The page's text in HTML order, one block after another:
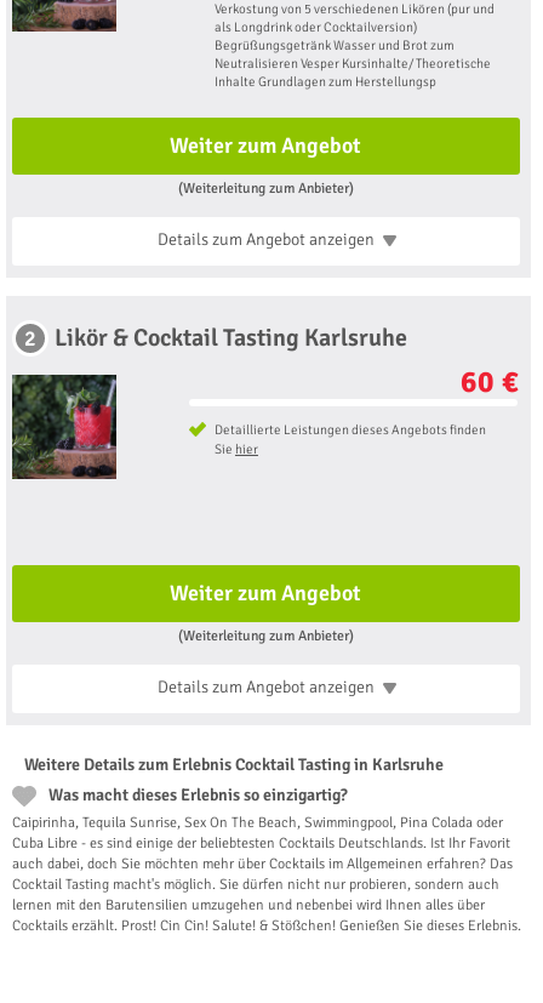
Verkostung von 5 verschiedenen Likören (pur und
als Longdrink oder Cocktailversion)
Begrüßungsgetränk Wasser und Brot zum
Neutralisieren Vesper Kursinhalte/ Theoretische
Inhalte Grundlagen zum Herstellungsp
Weiter zum Angebot
(Weiterleitung zum Anbieter)
Details zum Angebotanzeigen
2 Likör & Cocktail Tasting Karlsruhe
60 €
Detaillierte Leistungen dieses Angebots finden
Sie hier
Weiter zum Angebot
(Weiterleitung zum Anbieter)
Details zum Angebotanzeigen
Weitere Details zum Erlebnis Cocktail Tasting in Karlsruhe
Was macht dieses Erlebnis so einzigartig?
Caipirinha, Tequila Sunrise, Sex On The Beach, Swimmingpool, Pina Colada oder
Cuba Libre - es sind einige der beliebtesten Cocktails Deutschlands. Ist Ihr Favorit
auch dabei, doch Sie möchten mehr über Cocktails im Allgemeinen erfahren? Das
Cocktail Tasting macht's möglich. Sie dürfen nicht nur probieren, sondern auch
lernen mit den Barutensilien umzugehen und nebenbei wird Ihnen alles über
Cocktails erzählt. Prost! Cin Cin! Salute! & Stößchen! Genießen Sie dieses Erlebnis.